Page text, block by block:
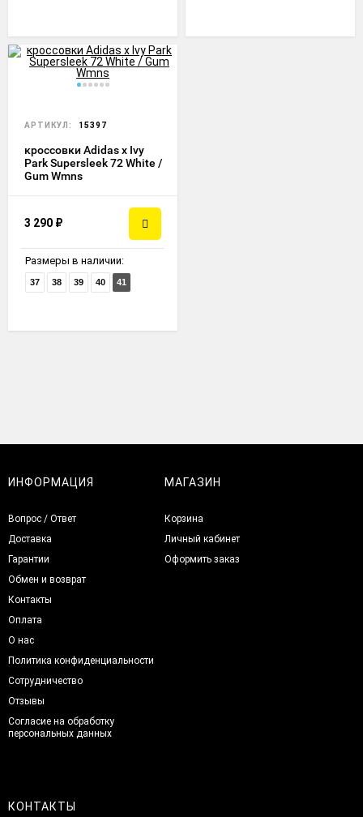
АРТИКУЛ: 15397
кроссовки Adidas x Ivy
Park Supersleek 72 White /
Gum Wmns
3 290 ₽
Размеры в наличии:
37 38 39 40 41
ИНФОРМАЦИЯ
Вопрос / Ответ
Доставка
Гарантии
Обмен и возврат
Контакты
Оплата
О нас
Политика конфиденциальности
Сотрудничество
Отзывы
Согласие на обработку
персональных данных
МАГАЗИН
Корзина
Личный кабинет
Оформить заказ
КОНТАКТЫ